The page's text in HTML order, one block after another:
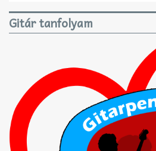
Gitár tanfolyam